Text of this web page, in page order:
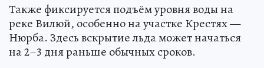
Также фиксируется подъём уровня воды на
реке Вилюй, особенно на участке Крестях —
Нюрба. Здесь вскрытие льда может начаться
на 2–3 дня раньше обычных сроков.